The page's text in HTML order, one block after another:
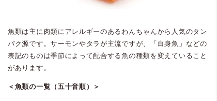
魚類は主に肉類にアレルギーのあるわんちゃんから人気のタン
パク源です。サーモンやタラが主流ですが、「白身魚」などの
表記のものは季節によって配合する魚の種類を変えていること
があります。
＜魚類の一覧（五十音順）＞